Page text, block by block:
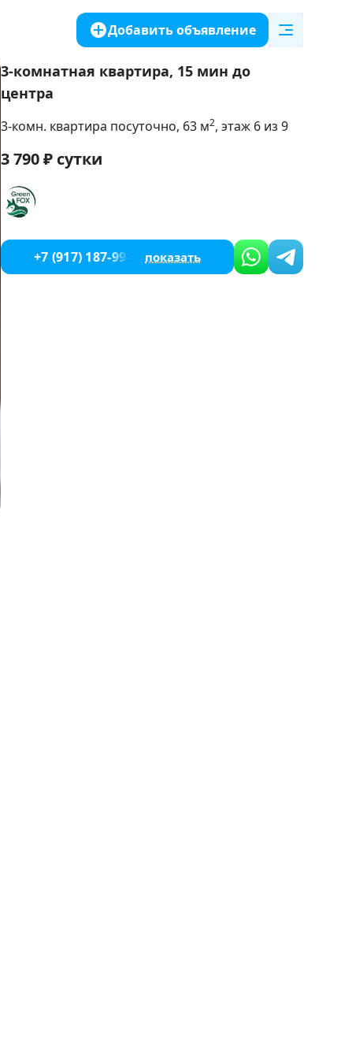
Добавить объявление
3-комнатная квартира, 15 мин до
центра
3-комн. квартира посуточно, 63 м2, этаж 6 из 9
3 790₽ сутки
+7 (917) 187-99-14 показать